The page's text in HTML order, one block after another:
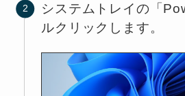
システムトレイの「
ルクリックします。